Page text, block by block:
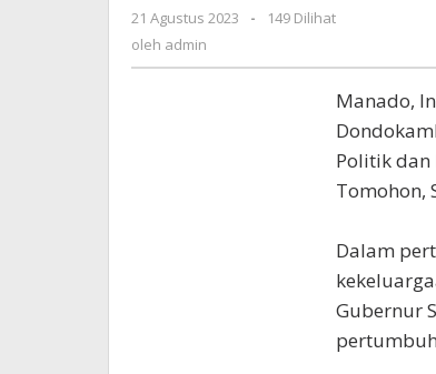
21 Agustus 2023
oleh
-
149 Dilihat
oleh admin
Manado,
Politik dan
Tomohon,
Dalam
Gubernur